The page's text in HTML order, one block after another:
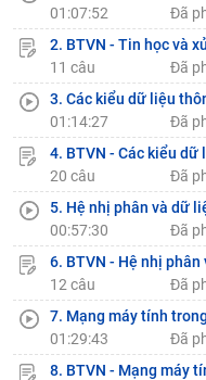
01:07:52
Đã
2. BTVN - Tin học và
11 câu
Đã
3. Các kiểu dữ liệu
01:14:27
Đã
4. BTVN - Các kiểu dữ
20 câu
Đã
5. Hệ nhị phân và dữ
00:57:30
Đã
6. BTVN - Hệ nhị
12 câu
Đã
7. Mạng máy tính
01:29:43
Đã
8. BTVN - Mạng máy